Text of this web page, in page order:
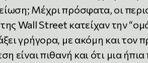
Μέχρι πρόσφατα, οι
Wall Street κατείχαν την
γρήγορα, με ακόμη και τον
είναι πιθανή και ότι μια